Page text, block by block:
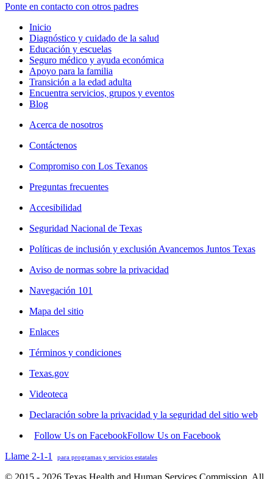
Ponte en contacto con otros padres
Inicio
Diagnóstico y cuidado de la salud
Educación y escuelas
Seguro médico y ayuda económica
Apoyo para la familia
Transición a la edad adulta
Encuentra servicios, grupos y eventos
Blog
Acerca de nosotros
Contáctenos
Compromiso con Los Texanos
Preguntas frecuentes
Accesibilidad
Seguridad Nacional de Texas
Políticas de inclusión y exclusión Avancemos Juntos Texas
Aviso de normas sobre la privacidad
Navegación 101
Mapa del sitio
Enlaces
Términos y condiciones
Texas.gov
Videoteca
Declaración sobre la privacidad y la seguridad del sitio web
Follow Us on FacebookFollow Us on Facebook
Llame 2-1-1
para programas y servicios estatales
© 2015 - 2026 Texas Health and Human Services Commission. All